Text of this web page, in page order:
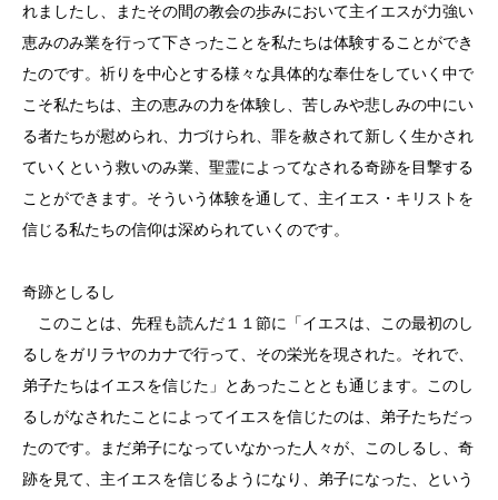
れましたし、またその間の教会の歩みにおいて主イエスが力強い
恵みのみ業を行って下さったことを私たちは体験することができ
たのです。祈りを中心とする様々な具体的な奉仕をしていく中で
こそ私たちは、主の恵みの力を体験し、苦しみや悲しみの中にい
る者たちが慰められ、力づけられ、罪を赦されて新しく生かされ
ていくという救いのみ業、聖霊によってなされる奇跡を目撃する
ことができます。そういう体験を通して、主イエス・キリストを
信じる私たちの信仰は深められていくのです。
奇跡としるし
このことは、先程も読んだ１１節に「イエスは、この最初のし
るしをガリラヤのカナで行って、その栄光を現された。それで、
弟子たちはイエスを信じた」とあったこととも通じます。このし
るしがなされたことによってイエスを信じたのは、弟子たちだっ
たのです。まだ弟子になっていなかった人々が、このしるし、奇
跡を見て、主イエスを信じるようになり、弟子になった、という